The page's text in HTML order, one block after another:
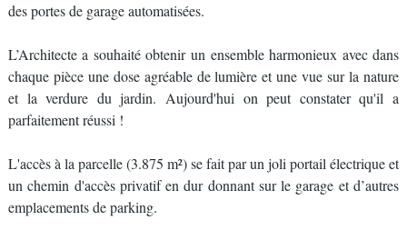
des portes de garage automatisées.
L’Architecte a souhaité obtenir un ensemble harmonieux avec dans
chaque pièce une dose agréable de lumière et une vue sur la nature
et la verdure du jardin. Aujourd'hui on peut constater qu'il a
parfaitement réussi !
L'accès à la parcelle (3.875 m²) se fait par un joli portail électrique et
un chemin d'accès privatif en dur donnant sur le garage et d’autres
emplacements de parking.